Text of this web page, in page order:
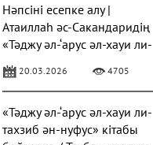
Нәпсіні есепке алу |
Атаиллаһ әс-Сакандаридің
«Тәджу әл-‘арус әл-хауи ли-
20.03.2026 4705
«Тәджу әл-‘арус әл-хауи ли-
тахзиб ән-нуфус» кітабы